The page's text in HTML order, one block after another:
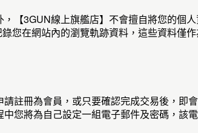
【3GUN線上旗艦店】不會擅自將您的個
錄您在網站內的瀏覽軌跡資料，這些資料僅
註冊為會員，或只要確認完成交易後，即
您將為自己設定一組電子郵件及密碼，該